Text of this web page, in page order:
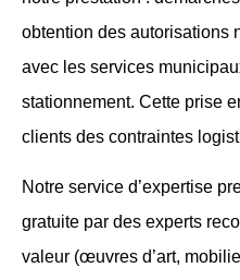
obtention des autorisations
avec les services
stationnement. Cette prise
clients des contraintes
Notre service d’expertise
gratuite par des experts
valeur (œuvres d’art,